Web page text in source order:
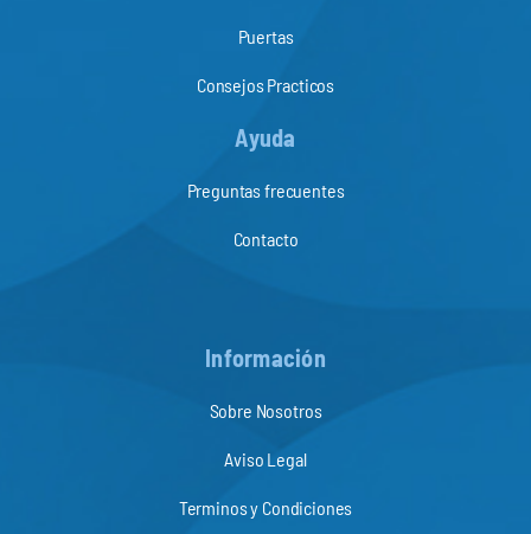
Puertas
Consejos Practicos
Ayuda
Preguntas frecuentes
Contacto
Información
Sobre Nosotros
Aviso Legal
Terminos y Condiciones